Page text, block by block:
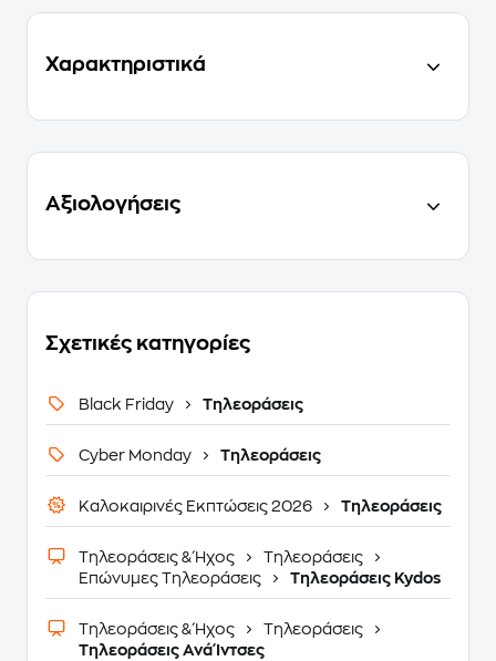
Χαρακτηριστικά
Αξιολογήσεις
Σχετικές κατηγορίες
Black Friday Τηλεοράσεις
Cyber Monday Τηλεοράσεις
Καλοκαιρινές Εκπτώσεις 2026 Τηλεοράσεις
Τηλεοράσεις & Ήχος
Τηλεοράσεις
Επώνυμες Τηλεοράσεις
Τηλεοράσεις Kydos
Τηλεοράσεις & Ήχος
Τηλεοράσεις
Τηλεοράσεις Ανά Ίντσες